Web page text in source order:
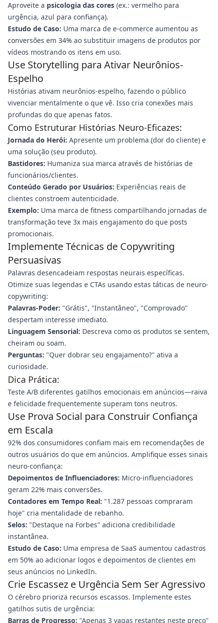
Aproveite a psicologia das cores (ex.: vermelho para
urgência, azul para confiança).
Estudo de Caso: Uma marca de e-commerce aumentou as
conversões em 34% ao substituir imagens de produtos por
vídeos mostrando os itens em uso.
Use Storytelling para Ativar Neurônios-
Espelho
Histórias ativam neurônios-espelho, fazendo o público
vivenciar mentalmente o que vê. Isso cria conexões mais
profundas do que apenas fatos.
Como Estruturar Histórias Neuro-Eficazes:
Jornada do Herói: Apresente um problema (dor do cliente) e
uma solução (seu produto).
Bastidores: Humaniza sua marca através de histórias de
funcionários/clientes.
Conteúdo Gerado por Usuários: Experiências reais de
clientes constroem autenticidade.
Exemplo: Uma marca de fitness compartilhando jornadas de
transformação teve 3x mais engajamento do que posts
promocionais.
Implemente Técnicas de Copywriting
Persuasivas
Palavras desencadeiam respostas neurais específicas.
Otimize suas legendas e CTAs usando estas táticas de neuro-
copywriting:
Palavras-Poder: "Grátis", "Instantâneo", "Comprovado"
despertam interesse imediato.
Linguagem Sensorial: Descreva como os produtos se sentem,
cheiram ou soam.
Perguntas: "Quer dobrar seu engajamento?" ativa a
curiosidade.
Dica Prática:
Teste A/B diferentes gatilhos emocionais em anúncios—raiva
e felicidade frequentemente superam tons neutros.
Use Prova Social para Construir Confiança
em Escala
92% dos consumidores confiam mais em recomendações de
outros usuários do que em anúncios. Amplifique esses sinais
neuro-confiança:
Depoimentos de Influenciadores: Micro-influenciadores
geram 22% mais conversões.
Contadores em Tempo Real: "1.287 pessoas compraram
hoje" cria mentalidade de rebanho.
Selos: "Destaque na Forbes" adiciona credibilidade
instantânea.
Estudo de Caso: Uma empresa de SaaS aumentou cadastros
em 50% ao adicionar logos e depoimentos de clientes em
seus anúncios no LinkedIn.
Crie Escassez e Urgência Sem Ser Agressivo
O cérebro prioriza recursos escassos. Implemente estes
gatilhos sutis de urgência:
Barras de Progresso: "Apenas 3 vagas restantes neste preço"